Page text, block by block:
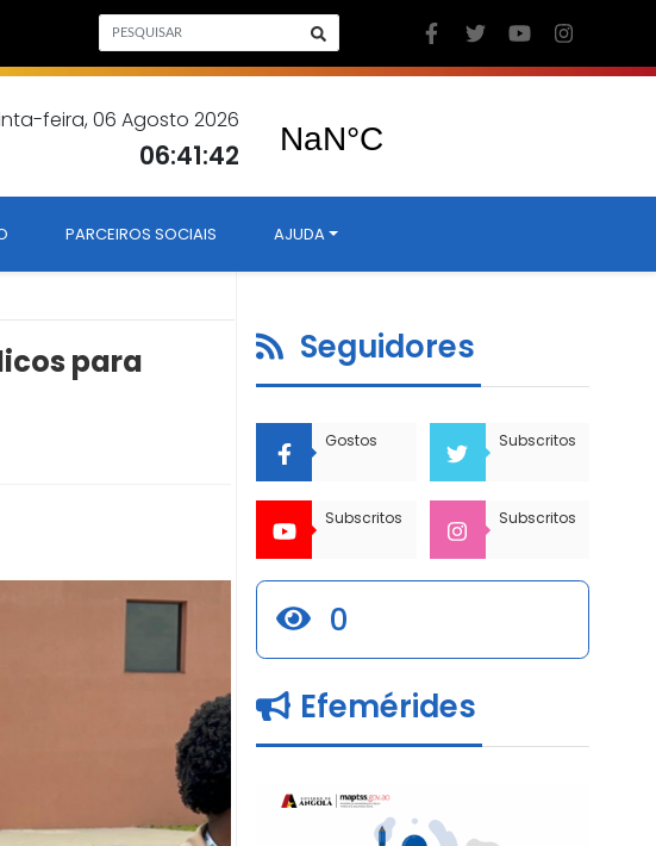
feira, 06 Agosto 2026
06:41:43
PARCEIROS SOCIAIS AJUDA
para
Seguidores
Gostos Subscritos
Subscritos Subscritos
0
Efemérides